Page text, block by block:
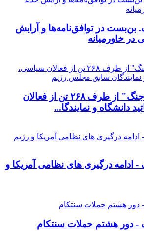
بن‌بست در توافق‌نامه‌ها و آرایش
خاورمیانه
انتشار بیانیه "نه به جنگ" از طرف ۲۶۸ تن از فعالان
دانشگاه و نمایندگا...
- ادامه درگیری های نظامی آمریکا و
- دور هشتم حملات سنتکام